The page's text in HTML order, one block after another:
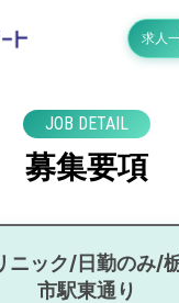
求人
JOB DETAIL
募集要項
ニック/日勤のみ/
市駅東通り